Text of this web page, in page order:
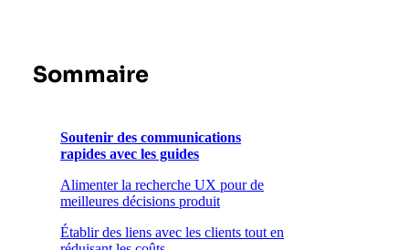
Sommaire
Soutenir des communications
rapides avec les guides
Alimenter la recherche UX pour de
meilleures décisions produit
Établir des liens avec les clients tout en